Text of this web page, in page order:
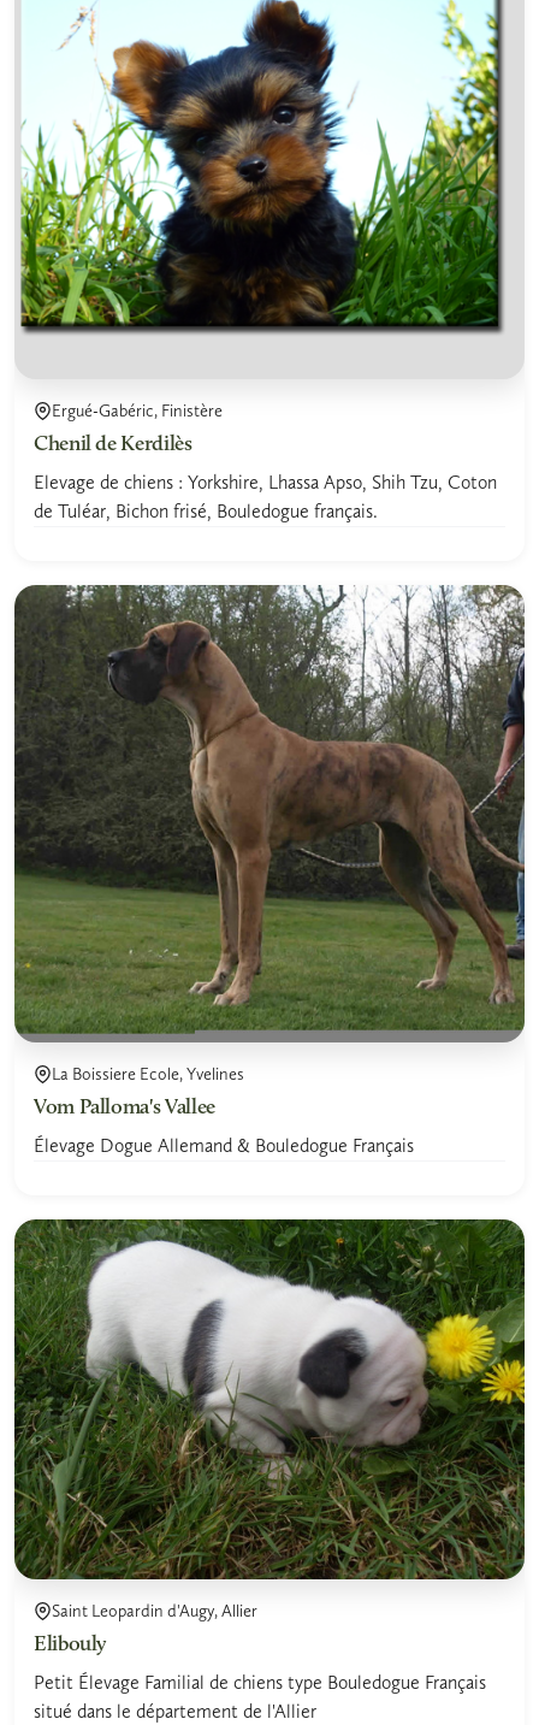
Ergué-Gabéric, Finistère
Chenil de Kerdilès
Elevage de chiens : Yorkshire, Lhassa Apso, Shih Tzu, Coton
de Tuléar, Bichon frisé, Bouledogue français.
La Boissiere Ecole, Yvelines
Vom Palloma's Vallee
Élevage Dogue Allemand & Bouledogue Français
Saint Leopardin d'Augy, Allier
Elibouly
Petit Élevage Familial de chiens type Bouledogue Français
situé dans le département de l'Allier